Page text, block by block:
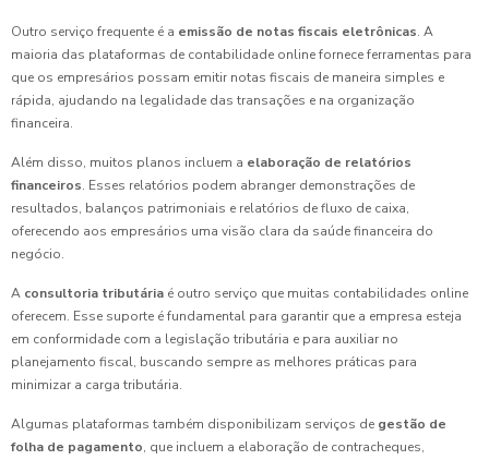
Outro serviço frequente é a emissão de notas fiscais eletrônicas. A
maioria das plataformas de contabilidade online fornece ferramentas para
que os empresários possam emitir notas fiscais de maneira simples e
rápida, ajudando na legalidade das transações e na organização
financeira.
Além disso, muitos planos incluem a elaboração de relatórios
financeiros. Esses relatórios podem abranger demonstrações de
resultados, balanços patrimoniais e relatórios de fluxo de caixa,
oferecendo aos empresários uma visão clara da saúde financeira do
negócio.
A consultoria tributária é outro serviço que muitas contabilidades online
oferecem. Esse suporte é fundamental para garantir que a empresa esteja
em conformidade com a legislação tributária e para auxiliar no
planejamento fiscal, buscando sempre as melhores práticas para
minimizar a carga tributária.
Algumas plataformas também disponibilizam serviços de gestão de
folha de pagamento, que incluem a elaboração de contracheques,